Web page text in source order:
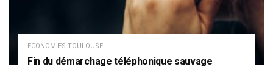
ECONOMIES TOULOUSE
Fin du démarchage téléphonique sauvage